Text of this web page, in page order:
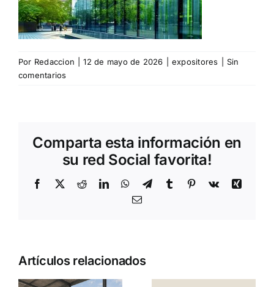
Por Redaccion 12 de mayo de 2026 expositores
Sin
comentarios
Comparta esta información en
su red Social favorita!
Facebook
X RedditLinkedInWhatsApp
TelegramTumblr Pinterest
Vk
Xing
Correo
Artículos relacionados
Gen0: